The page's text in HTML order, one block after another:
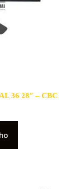
36 28″ – CBC